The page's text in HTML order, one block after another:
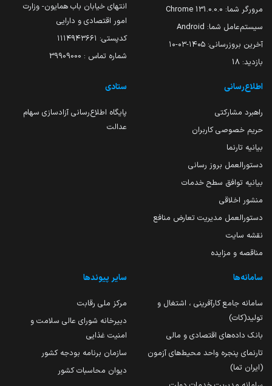
مرورگر شما: 131.0.0.0 Chrome
سیستم‌عامل شما: Android
آخرین بروزرسانی: ۱۴۰۵-۰۳-۱۰
بازدید: 18
انتهای خیابان باب همایون- وزارت
امور اقتصادی و دارایی
کدپستی: ۱۱۱۴۹۴۳۶۶۱
شماره تماس : 39909000
اطلاع‌رسانی
راهبرد مشارکتی
حریم خصوصی کاربران
بیانیه تارنما
دستورالعمل بروز رسانی
بیانیه توافق سطح خدمات
منشور اخلاقی
دستورالعمل مدیریت تعارض منافع
نقشه سایت
مناقصه و مزایده
ستادی
پایگاه اطلاع‌رسانی آزادسازی سهام
عدالت
سامانه‌ها
سامانه جامع کارآفرینی ، اشتغال و
تولید(کات)
بانک داده‌های اقتصادی و مالی
تارنمای پنجره واحد محیط‌های آزمون
(ایران تما)
سایر پیوندها
مرکز ملی رقابت
دبیرخانه شورای عالی سلامت و
امنیت غذایی
سازمان برنامه بودجه کشور
دیوان محاسبات کشور